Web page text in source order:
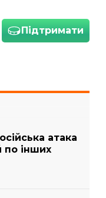
Підтримати
атака
по інших